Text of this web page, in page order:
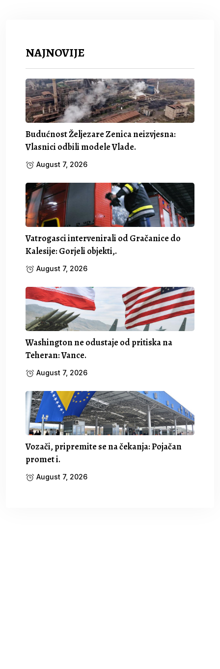
NAJNOVIJE
Budućnost Željezare Zenica neizvjesna:
Vlasnici odbili modele Vlade.
August 7, 2026
Vatrogasci intervenirali od Gračanice do
Kalesije: Gorjeli objekti,.
August 7, 2026
Washington ne odustaje od pritiska na
Teheran: Vance.
August 7, 2026
Vozači, pripremite se na čekanja: Pojačan
promet i.
August 7, 2026